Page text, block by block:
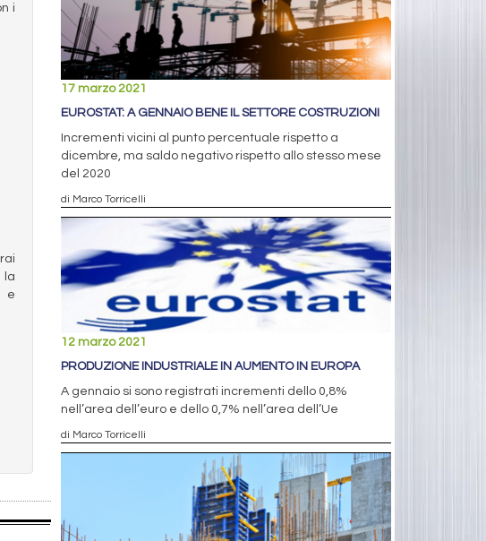
i
la
e
17 marzo 2021
EUROSTAT: A GENNAIO BENE IL SETTORE COSTRUZIONI
Incrementi vicini al punto percentuale rispetto a
dicembre, ma saldo negativo rispetto allo stesso mese
del 2020
di Marco Torricelli
12 marzo 2021
PRODUZIONE INDUSTRIALE IN AUMENTO IN EUROPA
A gennaio si sono registrati incrementi dello 0,8%
nell’area dell’euro e dello 0,7% nell’area dell’Ue
di Marco Torricelli